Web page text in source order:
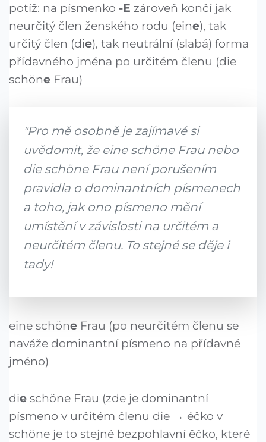
potíž: na písmenko -E zároveň končí jak
neurčitý člen ženského rodu (eine), tak
určitý člen (die), tak neutrální (slabá) forma
přídavného jména po určitém členu (die
schöne Frau)
"Pro mě osobně je zajímavé si
uvědomit, že eine schöne Frau nebo
die schöne Frau není porušením
pravidla o dominantních písmenech
a toho, jak ono písmeno mění
umístění v závislosti na určitém a
neurčitém členu. To stejné se děje i
tady!
eine schöne Frau (po neurčitém členu se
naváže dominantní písmeno na přídavné
jméno)
die schöne Frau (zde je dominantní
písmeno v určitém členu die → éčko v
schöne je to stejné bezpohlavní ěčko, které